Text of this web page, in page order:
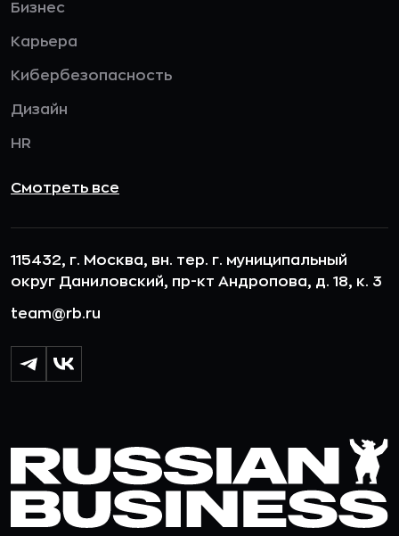
Бизнес
Карьера
Кибербезопасность
Дизайн
HR
Смотреть все
115432, г. Москва, вн. тер. г. муниципальный
округ Даниловский, пр-кт Андропова, д. 18, к. 3
team@rb.ru